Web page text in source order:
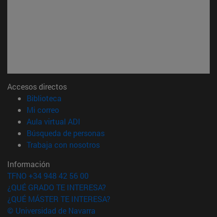
Accesos directos
Biblioteca
Mi correo(abre en nueva ventana)
Aula virtual ADI
Búsqueda de personas(abre en nueva ventana)
Trabaja con nosotros(abre en nueva ventana)
Información
TFNO +34 948 42 56 00
¿QUÉ GRADO TE INTERESA?
¿QUÉ MÁSTER TE INTERESA?
© Universidad de Navarra